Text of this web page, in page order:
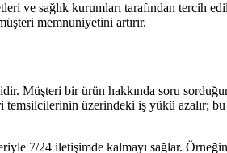
ve sağlık kurumları tarafından tercih
memnuniyetini artırır.
Müşteri bir ürün hakkında soru
üzerindeki iş yükü azalır;
7/24 iletişimde kalmayı sağlar.